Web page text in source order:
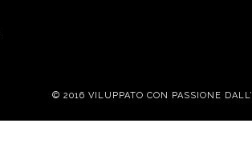
© 2016 VILUPPATO CON PASSIONE DALL’